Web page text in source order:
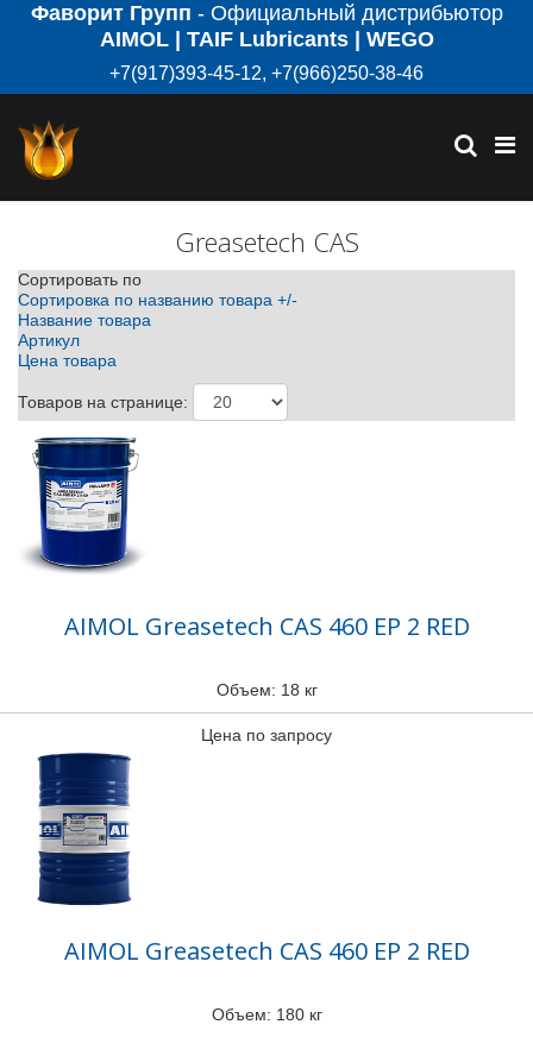
Фаворит Групп - Официальный дистрибьютор
AIMOL | TAIF Lubricants | WEGO
+7(917)393-45-12, +7(966)250-38-46
Greasetech CAS
Сортировать по
Сортировка по названию товара +/-
Название товара
Артикул
Цена товара
Товаров на странице:
AIMOL Greasetech CAS 460 EP 2 RED
Объем: 18 кг
Цена по запросу
AIMOL Greasetech CAS 460 EP 2 RED
Объем: 180 кг